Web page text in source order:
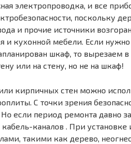
электропроводка, и все
поскольку
и прочие источники
и кухонной мебели. Если
шкаф, то вырезаем в
или на стену, но не на шкаф!
кирпичных стен можно
С точки зрения
если период ремонта давно
каналов . При установке
такими как дерево,